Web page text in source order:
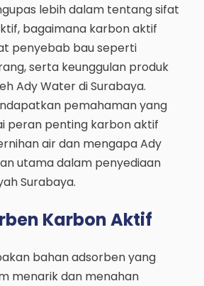
lebih dalam tentang sifat
bagaimana karbon aktif
penyebab bau seperti
serta keunggulan produk
Ady Water di Surabaya.
pemahaman yang
peran penting karbon aktif
air dan mengapa Ady
utama dalam penyediaan
Surabaya.
Karbon Aktif
bahan adsorben yang
menarik dan menahan